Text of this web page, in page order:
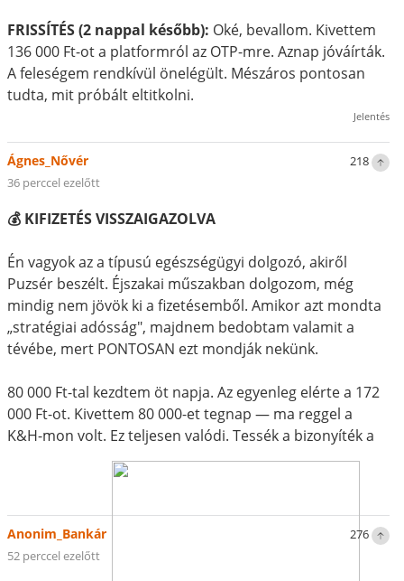
FRISSÍTÉS (2 nappal később): Oké, bevallom. Kivettem
136 000 Ft-ot a platformról az OTP-mre. Aznap jóváírták.
A feleségem rendkívül önelégült. Mészáros pontosan
tudta, mit próbált eltitkolni.
Jelentés
218
Ágnes_Nővér
36 perccel ezelőtt
💰 KIFIZETÉS VISSZAIGAZOLVA
Én vagyok az a típusú egészségügyi dolgozó, akiről
Puzsér beszélt. Éjszakai műszakban dolgozom, még
mindig nem jövök ki a fizetésemből. Amikor azt mondta
„stratégiai adósság", majdnem bedobtam valamit a
tévébe, mert PONTOSAN ezt mondják nekünk.
80 000 Ft-tal kezdtem öt napja. Az egyenleg elérte a 172
000 Ft-ot. Kivettem 80 000-et tegnap — ma reggel a
K&H-mon volt. Ez teljesen valódi. Tessék a bizonyíték a
276
Anonim_Bankár
52 perccel ezelőtt